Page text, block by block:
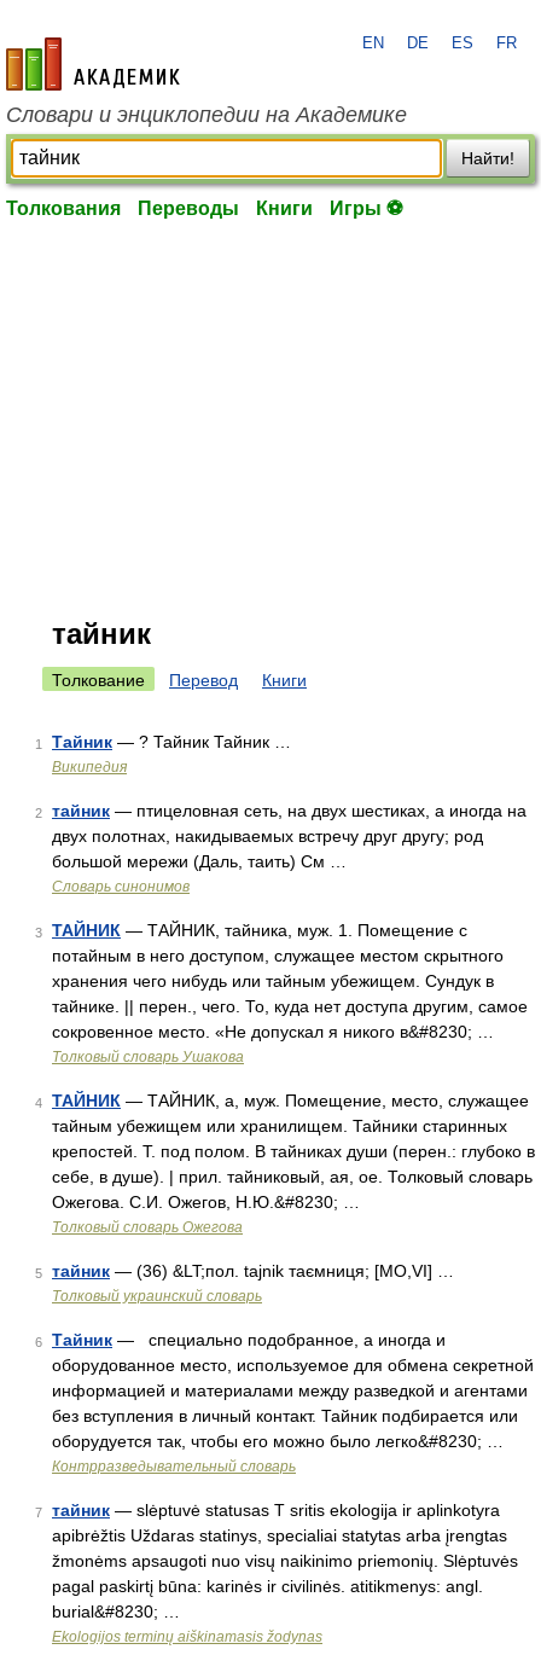
academic.ru
EN DE ES FR
Словари и энциклопедии на Академике
Найти!
Толкования Переводы Книги Игры ⚽
тайник
Толкование Перевод Книги
1 Тайник — ? Тайник Тайник …
Википедия
2 тайник — птицеловная сеть, на двух шестиках, а иногда на
двух полотнах, накидываемых встречу друг другу; род
большой мережи (Даль, таить) См …
Словарь синонимов
3 ТАЙНИК — ТАЙНИК, тайника, муж. 1. Помещение с
потайным в него доступом, служащее местом скрытного
хранения чего нибудь или тайным убежищем. Сундук в
тайнике. || перен., чего. То, куда нет доступа другим, самое
сокровенное место. «Не допускал я никого в&#8230; …
Толковый словарь Ушакова
4 ТАЙНИК — ТАЙНИК, а, муж. Помещение, место, служащее
тайным убежищем или хранилищем. Тайники старинных
крепостей. Т. под полом. В тайниках души (перен.: глубоко в
себе, в душе). | прил. тайниковый, ая, ое. Толковый словарь
Ожегова. С.И. Ожегов, Н.Ю.&#8230; …
Толковый словарь Ожегова
5 тайник — (36) &LT;пол. tajnik таємниця; [MО,VI] …
Толковый украинский словарь
6 Тайник — специально подобранное, а иногда и
оборудованное место, используемое для обмена секретной
информацией и материалами между разведкой и агентами
без вступления в личный контакт. Тайник подбирается или
оборудуется так, чтобы его можно было легко&#8230; …
Контрразведывательный словарь
7 тайник — slėptuvė statusas T sritis ekologija ir aplinkotyra
apibrėžtis Uždaras statinys, specialiai statytas arba įrengtas
žmonėms apsaugoti nuo visų naikinimo priemonių. Slėptuvės
pagal paskirtį būna: karinės ir civilinės. atitikmenys: angl.
burial&#8230; …
Ekologijos terminų aiškinamasis žodynas